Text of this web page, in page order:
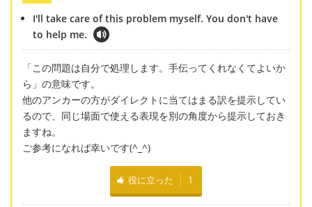
I'll take care of this problem myself. You don't have
to help me.
「この問題は自分で処理します。手伝ってくれなくてよいか
ら」の意味です。
他のアンカーの方がダイレクトに当てはまる訳を提示してい
るので、同じ場面で使える表現を別の角度から提示しておき
ますね。
ご参考になれば幸いです(^_^)
役に立った 1